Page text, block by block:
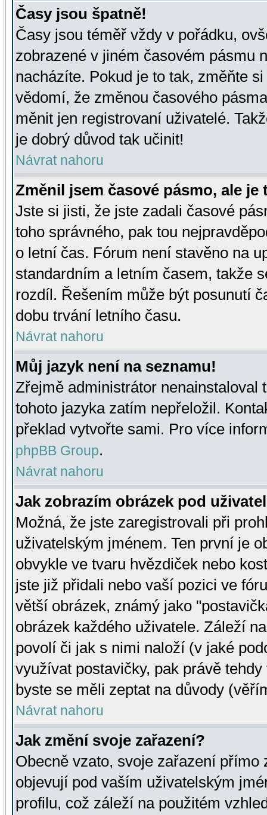
Časy jsou špatně!
Časy jsou téměř vždy v pořádku,
zobrazené v jiném časovém pásmu
nacházíte. Pokud je to tak, změňte
vědomí, že změnou časového
měnit jen registrovaní uživatelé.
je dobrý důvod tak učinit!
Návrat nahoru
Změnil jsem časové pásmo, ale je
Jste si jisti, že jste zadali časové
toho správného, pak tou
o letní čas. Fórum není stavěno na
standardním a letním časem, takže
rozdíl. Řešením může být posunutí
dobu trvání letního času.
Návrat nahoru
Můj jazyk není na seznamu!
Zřejmě administrátor nenainstaloval
tohoto jazyka zatím nepřeložil.
překlad vytvořte sami. Pro více
phpBB Group.
Návrat nahoru
Jak zobrazím obrázek pod
Možná, že jste zaregistrovali při
uživatelským jménem. Ten první je
obvykle ve tvaru hvězdiček nebo
jste již přidali nebo vaší pozici ve
větší obrázek, známý jako
obrázek každého uživatele. Záleží
povolí či jak s nimi naloží (v jaké
využívat postavičky, pak právě
byste se měli zeptat na důvody
Návrat nahoru
Jak změní svoje zařazení?
Obecně vzato, svoje zařazení přímo
objevují pod vaším uživatelským
profilu, což záleží na použitém